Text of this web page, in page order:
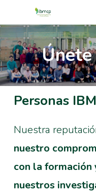
to
main
content
Personas
Nuestra
nuestro
con la
nuestros